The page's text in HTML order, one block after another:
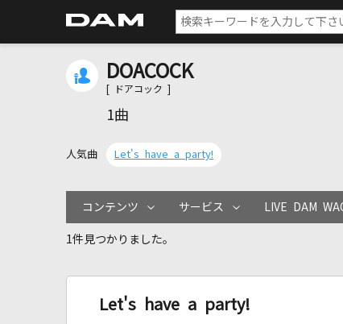
DOACOCK
[ ドアコック ]
1曲
人気曲 Let's have a party!
コンテンツ サービス LIVE DAM
1件見つかりました。
Let's have a party!